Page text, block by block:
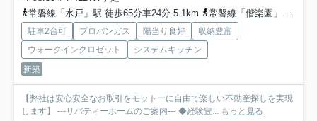
常磐線「水戸」駅 徒歩65分車24分 5.1km
常磐線「偕楽園」駅 徒歩74分
駐車2台可 プロパンガス 陽当り良好
収納豊富
ウォークインクロゼット
システムキッチン
新築
【弊社は安心安全なお取引をモットーに自由で楽しい不動産探しを実現
します】 ---リバティーホームのご案内--- ◆経験豊... もっと見る